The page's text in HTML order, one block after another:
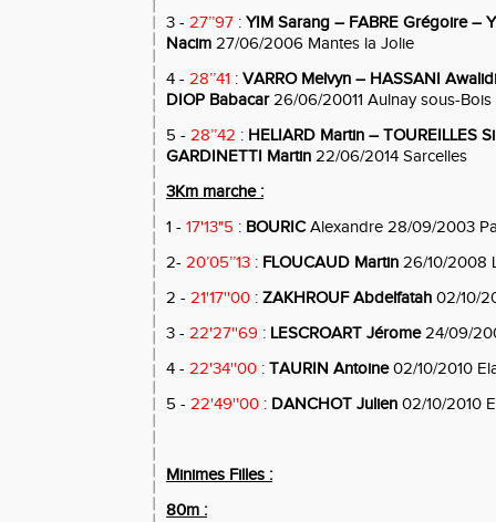
3 - 27’’97 : YIM Sarang – FABRE Grégoire –
Nacim 27/06/2006 Mantes la Jolie
4 - 28’’41 : VARRO Melvyn – HASSANI
DIOP Babacar26/06/20011 Aulnay sous-Bois
5 - 28’’42 : HELIARD Martin – TOUREILLES
GARDINETTI Martin 22/06/2014 Sarcelles
3Km marche :
1 - 17'13"5 : BOURICAlexandre 28/09/2003
2- 20’05’’13 : FLOUCAUD Martin 26/10/2008
2 - 21'17''00 : ZAKHROUF Abdelfatah 02/10/
3 - 22'27''69 : LESCROART Jérome24/09/
4 - 22'34''00 : TAURIN Antoine02/10/2010
5 - 22'49''00 : DANCHOT Julien 02/10/2010
Minimes Filles :
80m :